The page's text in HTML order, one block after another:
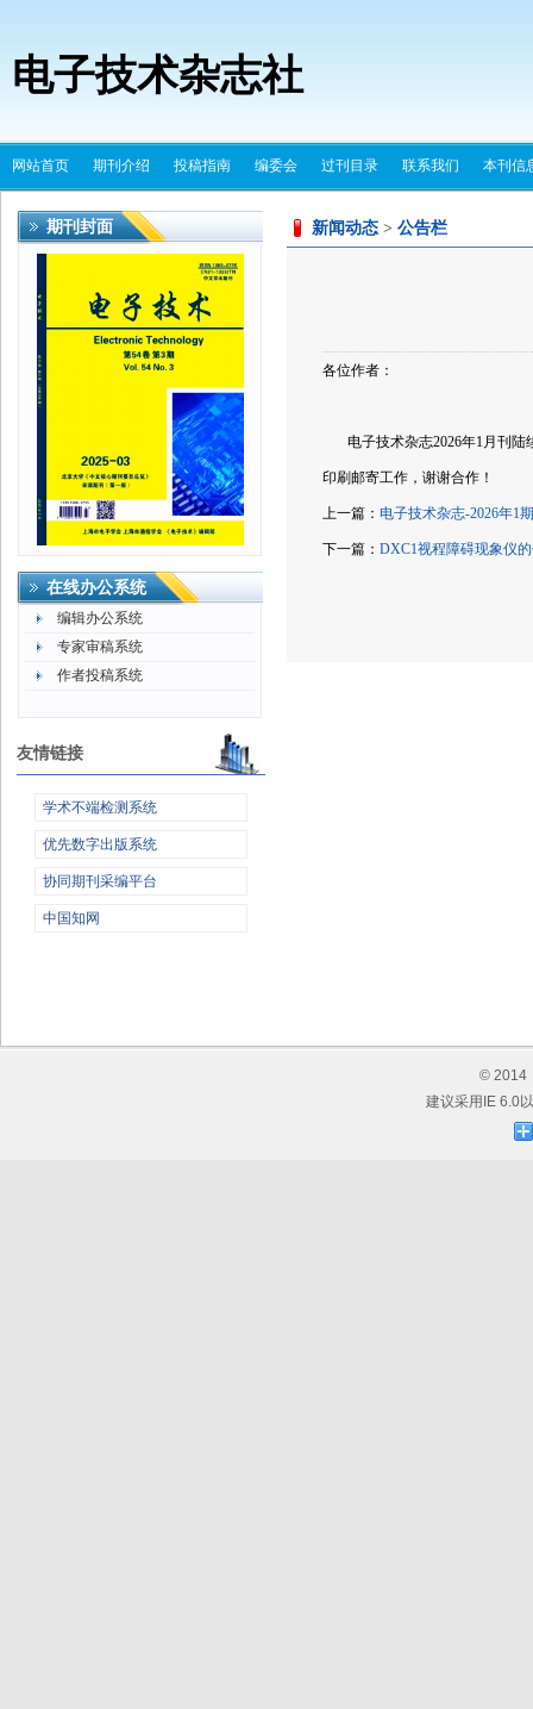
电子技术杂志社
网站首页 期刊介绍 投稿指南 编委会 过刊目录 联系我们 本刊信
期刊封面
在线办公系统
编辑办公系统
专家审稿系统
作者投稿系统
友情链接
学术不端检测系统
优先数字出版系统
协同期刊采编平台
中国知网
新闻动态 > 公告栏
各位作者：
电子技术杂志2026年1月刊陆
印刷邮寄工作，谢谢合作！
上一篇： 电子技术杂志-2026年1期
下一篇： DXC1视程障碍现象仪
© 2014
建议采用IE 6.0